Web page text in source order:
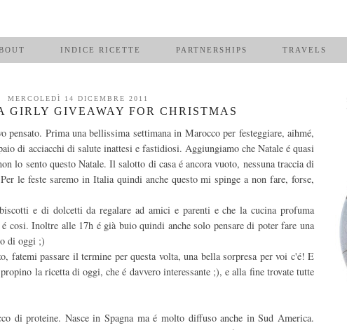
INDICE RICETTE PARTNERSHIPS TRAVELS
MERCOLEDÌ 14 DICEMBRE 2011
GIRLY GIVEAWAY FOR CHRISTMAS
pensato. Prima una bellissima settimana in Marocco per festeggiare, aihmé,
di acciacchi di salute inattesi e fastidiosi. Aggiungiamo che Natale é quasi
lo sento questo Natale. Il salotto di casa é ancora vuoto, nessuna traccia di
le feste saremo in Italia quindi anche questo mi spinge a non fare, forse,
e di dolcetti da regalare ad amici e parenti e che la cucina profuma
cosi. Inoltre alle 17h é già buio quindi anche solo pensare di poter fare una
di oggi ;)
fatemi passare il termine per questa volta, una bella sorpresa per voi c'é! E
la ricetta di oggi, che é davvero interessante ;), e alla fine trovate tutte
di proteine. Nasce in Spagna ma é molto diffuso anche in Sud America.